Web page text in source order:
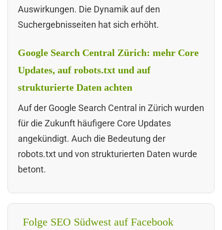
Auswirkungen. Die Dynamik auf den
Suchergebnisseiten hat sich erhöht.
Google Search Central Zürich: mehr Core
Updates, auf robots.txt und auf
strukturierte Daten achten
Auf der Google Search Central in Zürich wurden
für die Zukunft häufigere Core Updates
angekündigt. Auch die Bedeutung der
robots.txt und von strukturierten Daten wurde
betont.
Folge SEO Südwest auf Facebook